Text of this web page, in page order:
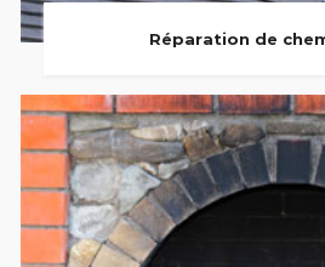
Réparation de